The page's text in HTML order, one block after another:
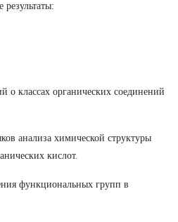
о классах органических соединений
анализа химической структуры
кислот.
функциональных групп в